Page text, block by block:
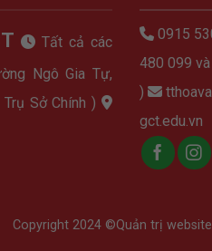
Tất cả các
Ngô Gia Tự,
Sở Chính )
0915
480 099
)
gct.edu.vn
Copyright 2024 ©Quản trị website